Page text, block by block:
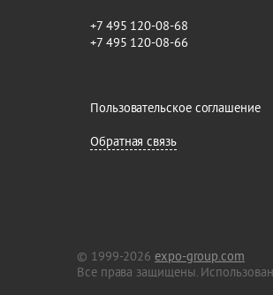
+7 495 120-08-68
+7 495 120-08-66
Пользовательское соглашение
Обратная связь
© 1999-2026 expo-group.com
Все права защищены.